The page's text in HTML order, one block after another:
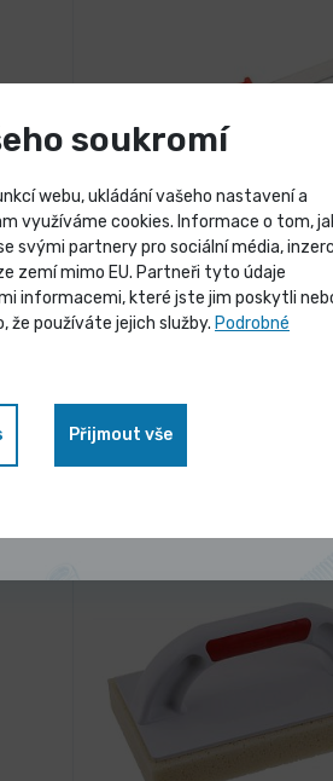
3 dny
Svěrka rychloupínací
206,67 Kč s DPH
soukromí
webu, ukládání vašeho nastavení a
využíváme cookies. Informace o tom,
svými partnery pro sociální média,
zemí mimo EU. Partneři tyto údaje
informacemi, které jste jim poskytli
že používáte jejich služby. Podrobné
Přijmout vše